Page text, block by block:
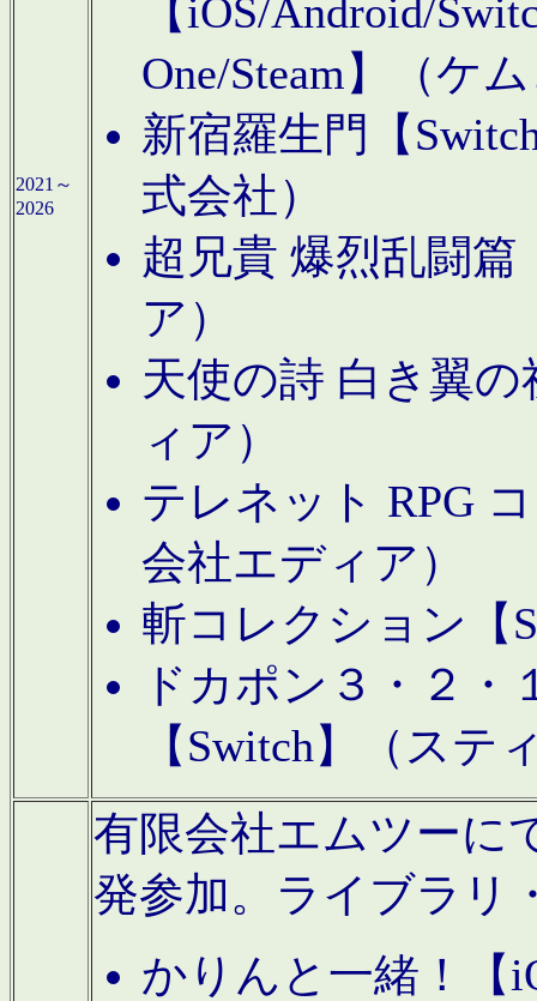
2021～
2026
【iOS/Android/
One/Steam】（ケ
新宿羅生門【
式会社）
超兄貴 爆烈乱闘篇
ア）
天使の詩 白き翼
ィア）
テレネット RPG
会社エディア）
斬コレクション【
ドカポン３・２
【Switch】（ステ
有限会社エムツーに
発参加。ライブラリ
かりんと一緒！【